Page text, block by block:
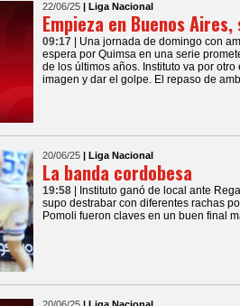
22/06/25 | Liga Nacional
Empieza en Buenos
09:17
| Una jornada de domingo con
espera por Quimsa en una serie
de los últimos años. Instituto va por
imagen y dar el golpe. El repaso de
20/06/25 | Liga Nacional
La banda cordobesa
19:58
| Instituto ganó de local ante
supo destrabar con diferentes rachas
Pomoli fueron claves en un buen final